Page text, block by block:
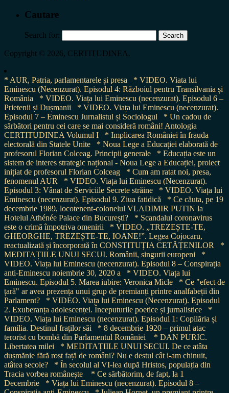
Cautare
Search for:
Copyright © 2026, CERTITUDINEA.
* AUR, Patria, parlamentarele și presa
* VIDEO. Viata lui
Eminescu (Necenzurat). Episodul 4: Războiul pentru Transilvania și
România
* VIDEO. Viața lui Eminescu (necenzurat). Episodul 6 –
Prietenii și Dușmanii
* VIDEO. Viața lui Eminescu (necenzurat).
Episodul 7 – Eminescu Jurnalistul și Sociologul
* Un cadou de
sărbători pentru cei care se mai consideră români! Antologia
CERTITUDINEA Volumul I
* Implicarea României în frauda
electorală din Statele Unite
* Noua Lege a Educației elaborată de
profesorul Florian Colceag. Principii generale
* Educația este un
sistem de interes strategic național - Noua Lege a Educației, proiect
inițiat de profesorul Florian Colceag
* Cum am ratat noi, presa,
fenomenul AUR
* VIDEO. Viața lui Eminescu (Necenzurat).
Episodul 3: Vânat de Serviciile Secrete străine
* VIDEO. Viața lui
Eminescu (necenzurat). Episodul 9. Ziua fatidică
* Ce căuta, pe 19
decembrie 1989, locotenent-colonelul VLADIMIR PUTIN la
Hotelul Athénée Palace din București?
* Scandalul coronavirus
este o crimă împotriva omenirii
* VIDEO. „TREZEȘTE-TE,
GHEORGHE, TREZEȘTE-TE, IOANE!”. Legea Cojocaru,
reactualizată și încorporată în CONSTITUȚIA CETĂȚENILOR
*
MEDITAȚIILE UNUI SECUI. Românii, singurii europeni
*
VIDEO. Viața lui Eminescu (necenzurat). Episodul 8 – Conspirația
anti-Eminescu noiembrie 30, 2020 a
* VIDEO. Viața lui
Eminescu. Episodul 5. Marea iubire: Veronica Micle
* Ce "efect de
țară" ar avea prezența unui grup de premianți printre analfabeții din
Parlament?
* VIDEO. Viața lui Eminescu (Necenzurat). Episodul
2. Exuberanța adolescenței. Începuturile poetice și jurnalistice
*
VIDEO. Viața lui Eminescu (necenzurat). Episodul 1: Copilăria și
familia. Destinul fraților săi
* 8 decembrie 1920 – primul atac
terorist cu bombă din Parlamentul României
* DAN PURIC.
Libertatea milei
* MEDITAȚIILE UNUI SECUI. De ce atâta
dușmănie fără rost față de români? Nu e destul cât i-am chinuit,
atâtea secole?
* În secolul al VI-lea după Hristos, populația din
Tracia vorbea românește
* Ce sărbătorim, de fapt, la 1
Decembrie
* Viața lui Eminescu (necenzurat). Episodul 8 –